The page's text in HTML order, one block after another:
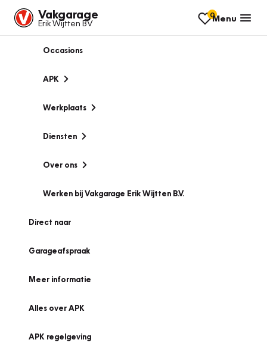
Vakgarage
Erik Wijtten BV
0Menu
Occasions
APK
Werkplaats
Diensten
Over ons
Werken bij Vakgarage Erik Wijtten B.V.
Direct naar
Garageafspraak
Meer informatie
Alles over APK
APK regelgeving